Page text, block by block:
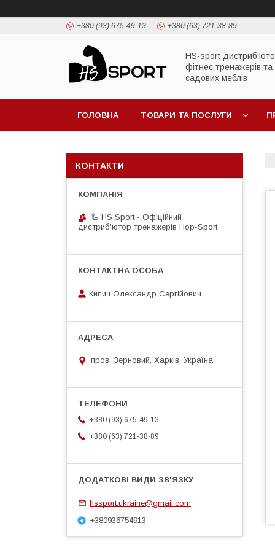
+380 (93) 675-49-13 +380 (63) 721-38-89
HS-sport
фітнес тренажерів та
садових меблів
ГОЛОВНА ТОВАРИ ТА ПОСЛУГИ
КОНТАКТИ
🦾 HS Sport - Офіційний
дистриб'ютор тренажерів Hop-Sport
Кипич Олександр Сергійович
пров. Зерновий, Харків, Україна
+380 (93) 675-49-13
+380 (63) 721-38-89
hssport.ukraine@gmail.com
+380936754913